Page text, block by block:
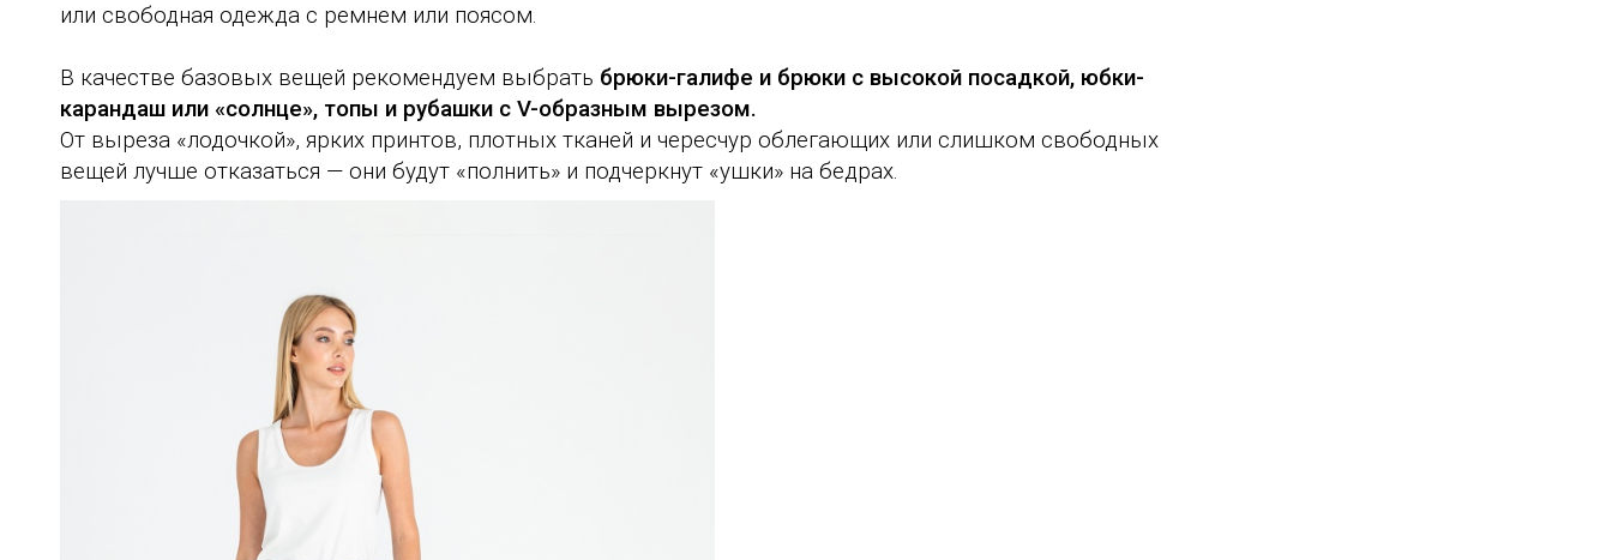
или свободная одежда с ремнем или поясом.
В качестве базовых вещей рекомендуем выбрать брюки-галифе и брюки с высокой посадкой, юбки-
карандаш или «солнце», топы и рубашки с V-образным вырезом.
От выреза «лодочкой», ярких принтов, плотных тканей и чересчур облегающих или слишком свободных
вещей лучше отказаться — они будут «полнить» и подчеркнут «ушки» на бедрах.